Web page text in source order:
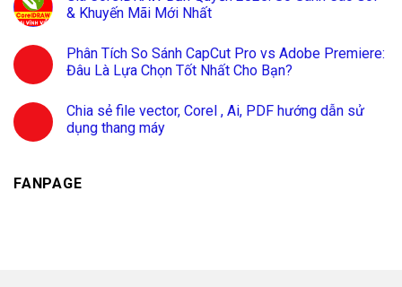
& Khuyến Mãi Mới Nhất
Phân Tích So Sánh CapCut Pro vs Adobe Premiere:
Đâu Là Lựa Chọn Tốt Nhất Cho Bạn?
Chia sẻ file vector, Corel , Ai, PDF hướng dẫn sử
dụng thang máy
FANPAGE